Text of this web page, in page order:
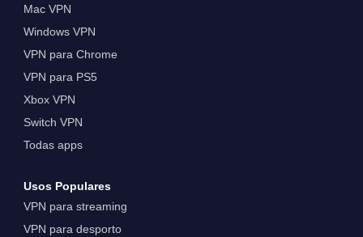
Mac VPN
Windows VPN
VPN para Chrome
VPN para PS5
Xbox VPN
Switch VPN
Todas apps
Usos Populares
VPN para streaming
VPN para desporto